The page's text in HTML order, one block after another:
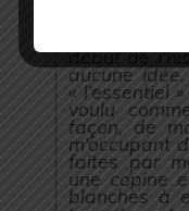
Je dois
début de
aucune
« l’essentiel
voulu
façon, de
m’occupant
faites par
une copine
blanches à